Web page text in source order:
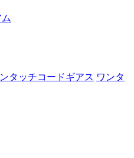
タッチコードギアス ワンタ